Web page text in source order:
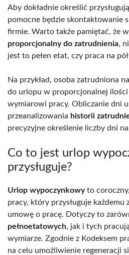
Aby dokładnie określić
pomocne będzie skontaktowanie
firmie. Warto także pamiętać, że
proporcjonalny do zatrudnienia,
jest to pełen etat, czy praca na
Na przykład, osoba zatrudniona na
do urlopu w proporcjonalnej
wymiarowi pracy. Obliczanie dni
przeanalizowania historii
precyzyjne określenie liczby dni
Co to jest urlop
przysługuje?
Urlop wypoczynkowyto
pracy, który przysługuje każdemu
umowę o pracę. Dotyczy to
pełnoetatowych, jak i tych
wymiarze. Zgodnie z Kodeksem
na celu umożliwienie regeneracji